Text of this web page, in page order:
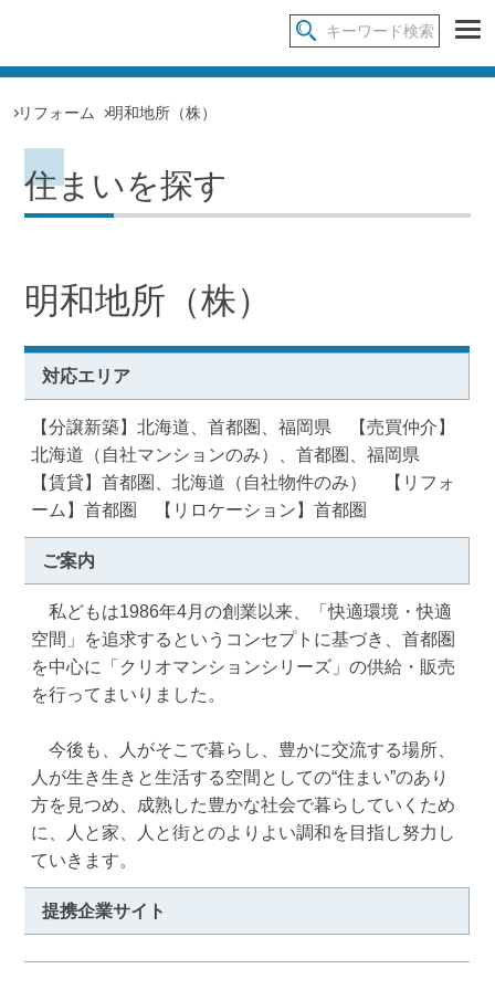
リフォーム 明和地所（株）
住まいを探す
明和地所（株）
対応エリア
【分譲新築】北海道、首都圏、福岡県 【売買仲介】
北海道（自社マンションのみ）、首都圏、福岡県
【賃貸】首都圏、北海道（自社物件のみ） 【リフォ
ーム】首都圏 【リロケーション】首都圏
ご案内
私どもは1986年4月の創業以来、「快適環境・快適
空間」を追求するというコンセプトに基づき、首都圏
を中心に「クリオマンションシリーズ」の供給・販売
を行ってまいりました。
今後も、人がそこで暮らし、豊かに交流する場所、
人が生き生きと生活する空間としての“住まい”のあり
方を見つめ、成熟した豊かな社会で暮らしていくため
に、人と家、人と街とのよりよい調和を目指し努力し
ていきます。
提携企業サイト